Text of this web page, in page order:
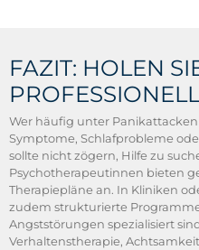
FAZIT: HOLEN
Wer häufig unter
Symptome, Schlafprobleme
sollte nicht zögern, Hilfe zu
Psychotherapeutinnen bieten
Therapiepläne an. In Kliniken
zudem strukturierte
Angststörungen spezialisiert
Verhaltenstherapie,